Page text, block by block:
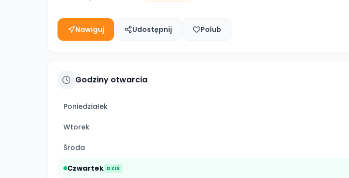
Nawiguj Udostępnij Polub
Godziny otwarcia
Poniedziałek
Wtorek
Środa
Czwartek DZIŚ